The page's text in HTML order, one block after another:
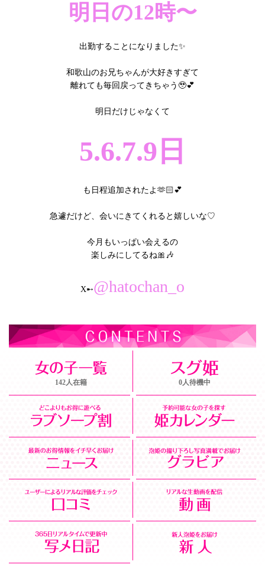
明日の12時〜
出勤することになりました✨️
和歌山のお兄ちゃんが大好きすぎて
離れても毎回戻ってきちゃう🥹‪💕︎︎
明日だけじゃなくて
5.6.7.9日
も日程追加されたよ‪‪🫶🏻︎‪💕︎︎
急遽だけど、会いにきてくれると嬉しいな♡
今月もいっぱい会えるの
楽しみにしてるね🎀🎶
X➸@hatochan_o
142人在籍 0人待機中